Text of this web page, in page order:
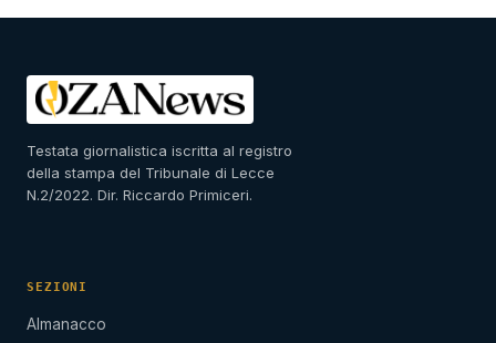
Testata giornalistica iscritta al registro
della stampa del Tribunale di Lecce
N.2/2022. Dir. Riccardo Primiceri.
SEZIONI
Almanacco